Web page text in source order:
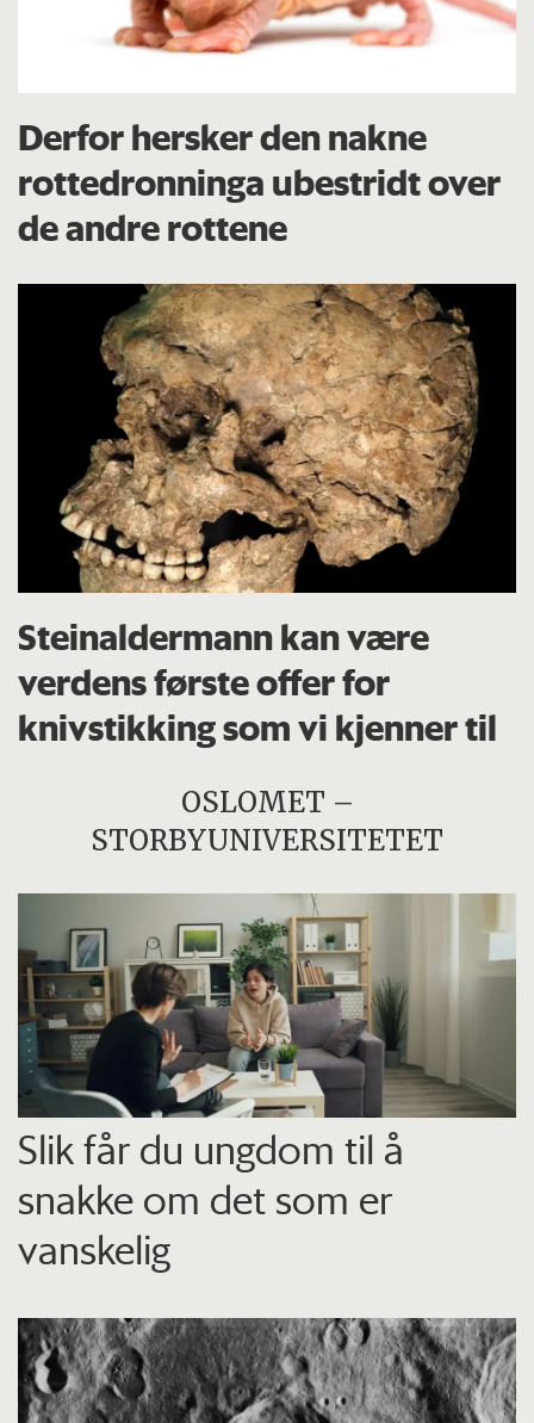
Derfor hersker den nakne
rottedronninga ubestridt over
de andre rottene
Steinaldermann kan være
verdens første offer for
knivstikking som vi kjenner til
OSLOMET –
STORBYUNIVERSITETET
Slik får du ungdom til å
snakke om det som er
vanskelig